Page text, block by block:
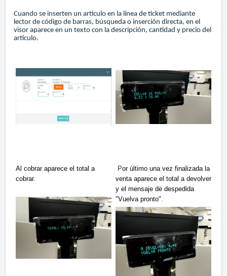
Cuando se inserten un artículo en la línea de ticket mediante
lector de código de barras, búsqueda o inserción directa, en el
visor aparece en un texto con la descripción, cantidad y precio del
artículo.
Al cobrar aparece el total a
cobrar.
Por último una vez finalizada la
venta aparece el total a devolver
y el mensaje de despedida
"Vuelva pronto".